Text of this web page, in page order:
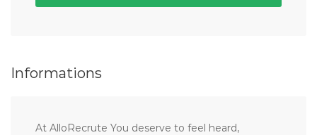
Informations
At AlloRecrute You deserve to feel heard,